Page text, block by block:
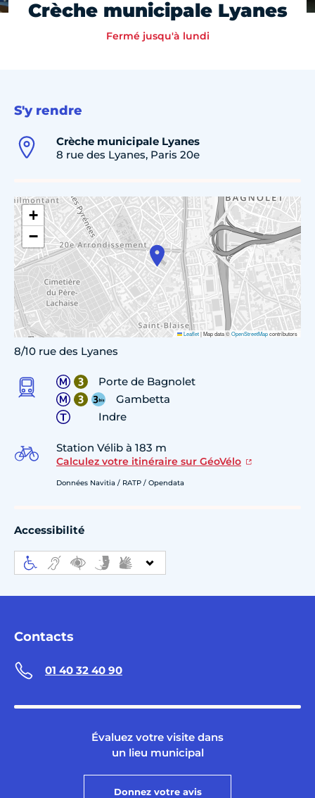
Crèche municipale Lyanes
Fermé jusqu'à lundi
S'y rendre
Crèche municipale Lyanes
8 rue des Lyanes, Paris 20e
+
−
Leaflet|Map data ©OpenStreetMapcontributors
8/10 rue des Lyanes
Porte de Bagnolet
Gambetta
Indre
Station Vélib à 183 m
Calculez votre itinéraire sur GéoVélo
Données Navitia / RATP / Opendata
Accessibilité
Contacts
01 40 32 40 90
Évaluez votre visite dans
un lieu municipal
Donnez votre avis